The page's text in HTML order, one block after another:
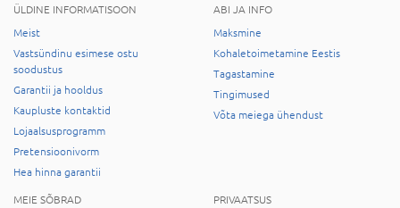
ÜLDINE INFORMATISOON
Meist
Vastsündinu esimese ostu
soodustus
Garantii ja hooldus
Kaupluste kontaktid
Lojaalsusprogramm
Pretensioonivorm
Hea hinna garantii
ABI JA INFO
Maksmine
Kohaletoimetamine Eestis
Tagastamine
Tingimused
Võta meiega ühendust
MEIE SÕBRAD
PRIVAATSUS